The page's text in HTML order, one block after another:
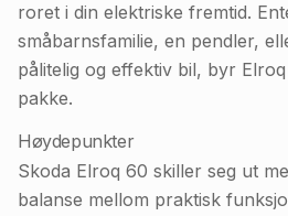
roret i din elektriske fremtid.
småbarnsfamilie, en pendler,
pålitelig og effektiv bil, byr
pakke.
Høydepunkter
Skoda Elroq 60 skiller seg ut
balanse mellom praktisk